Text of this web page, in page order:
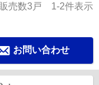
売数3 戸 1-2件表示
お問い合わせ